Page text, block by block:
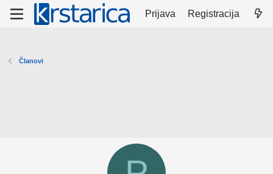
Prijava Registracija
Članovi